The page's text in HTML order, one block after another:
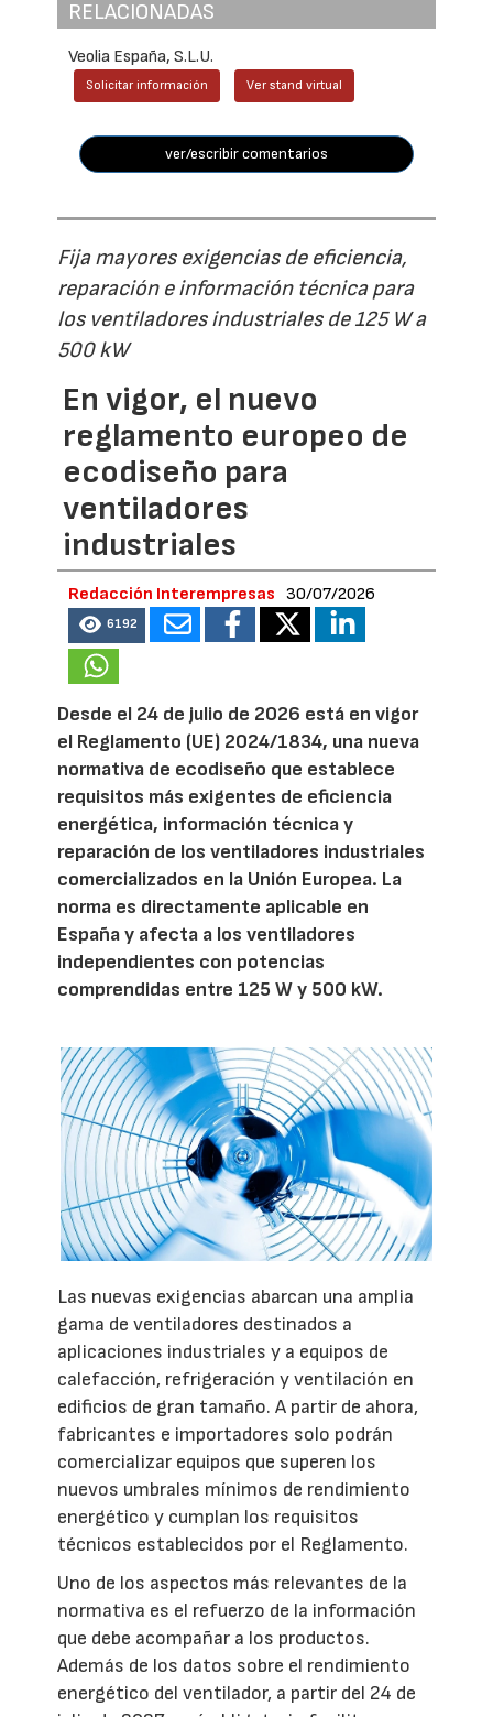
RELACIONADAS
Veolia España, S.L.U.
Solicitar información Ver stand virtual
ver/escribir comentarios
Fija mayores exigencias de eficiencia,
reparación e información técnica para
los ventiladores industriales de 125 W a
500 kW
En vigor, el nuevo
reglamento europeo de
ecodiseño para
ventiladores
industriales
Redacción Interempresas 30/07/2026
6192
Desde el 24 de julio de 2026 está en vigor
el Reglamento (UE) 2024/1834, una nueva
normativa de ecodiseño que establece
requisitos más exigentes de eficiencia
energética, información técnica y
reparación de los ventiladores industriales
comercializados en la Unión Europea. La
norma es directamente aplicable en
España y afecta a los ventiladores
independientes con potencias
comprendidas entre 125 W y 500 kW.
Las nuevas exigencias abarcan una amplia
gama de ventiladores destinados a
aplicaciones industriales y a equipos de
calefacción, refrigeración y ventilación en
edificios de gran tamaño. A partir de ahora,
fabricantes e importadores solo podrán
comercializar equipos que superen los
nuevos umbrales mínimos de rendimiento
energético y cumplan los requisitos
técnicos establecidos por el Reglamento.
Uno de los aspectos más relevantes de la
normativa es el refuerzo de la información
que debe acompañar a los productos.
Además de los datos sobre el rendimiento
energético del ventilador, a partir del 24 de